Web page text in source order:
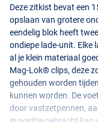
Deze zitkist bevat een
opslaan van grotere
eendelig blok heeft
ondiepe lade-unit. Elke
al je klein materiaal
Mag-Lok® clips, deze
gehouden worden
kunnen worden. De
door vastzetpennen,
in positie gebracht kan